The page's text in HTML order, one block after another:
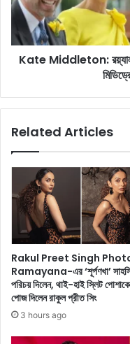
ক
র
চা
ড্রে
সে
হ
লি
উ
র
আ
d
l
র
ন
রা
য়
উ
ল
Kate Middleton: রয়্যাল
Related Articles
Rakul Preet Singh
Ramayana-এর ‘শূর্পণখা’
পরিচয় দিলেন, থাই-হাই স্লিট
পোজ দিলেন রাকুল প্রীত সিং
3 hours ago